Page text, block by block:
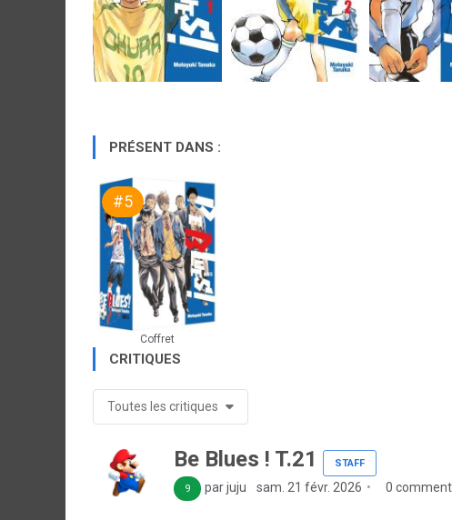
PRÉSENT DANS :
#5
Coffret
CRITIQUES
Toutes les critiques
Be Blues ! T.21 STAFF
9 par juju sam. 21 févr. 2026 0